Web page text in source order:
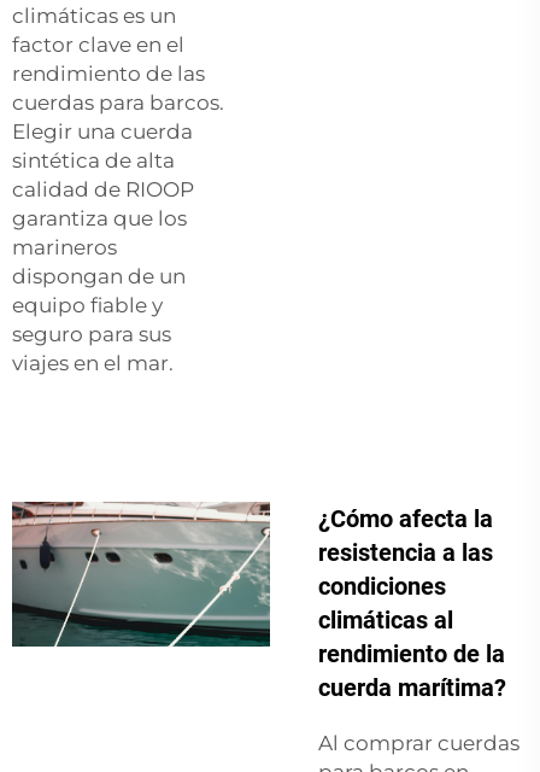
climáticas es un
factor clave en el
rendimiento de las
cuerdas para barcos.
Elegir una cuerda
sintética de alta
calidad de RIOOP
garantiza que los
marineros
dispongan de un
equipo fiable y
seguro para sus
viajes en el mar.
¿Cómo afecta la
resistencia a las
condiciones
climáticas al
rendimiento de la
cuerda marítima?
Al comprar cuerdas